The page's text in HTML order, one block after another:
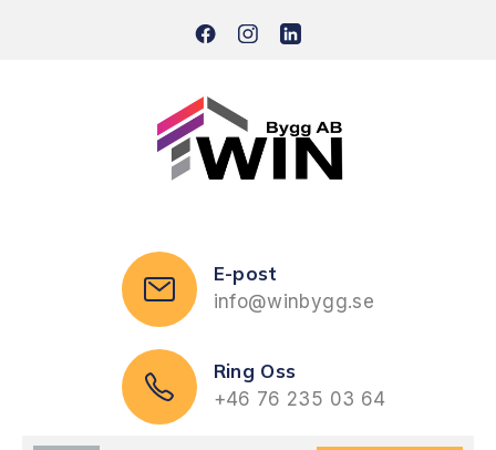
E-post
info@winbygg.se
Ring Oss
+46 76 235 03 64